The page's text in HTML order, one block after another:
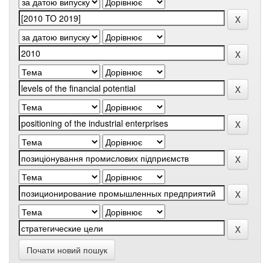
Почати новий пошук